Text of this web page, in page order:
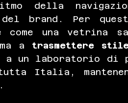
della
brand. Per
come una vetrina
a trasmettere
a un laboratorio
Italia,